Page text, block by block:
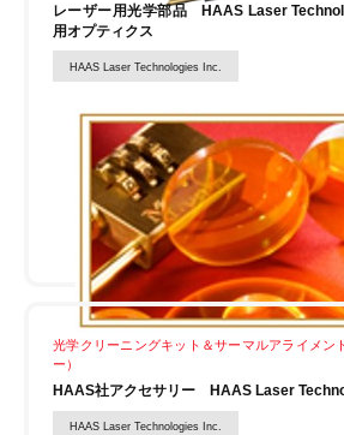
レーザー用光学部品 HAAS Laser
用オプティクス
HAAS Laser Technologies Inc.
光学クリーニングキット＆サーマルアライメン
ー）
HAAS社アクセサリー HAAS Laser
HAAS Laser Technologies Inc.